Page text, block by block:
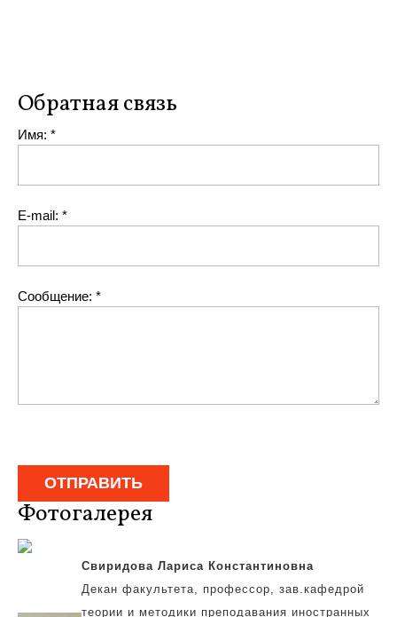
Обратная связь
Имя: *
Е-mail: *
Сообщение: *
Фотогалерея
Свиридова Лариса Константиновна
Декан факультета, профессор, зав.кафедрой
теории и методики преподавания иностранных